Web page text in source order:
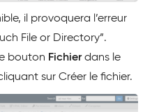
il provoquera l’erreur
File or Directory”.
bouton Fichierdans le
sur Créer le fichier.